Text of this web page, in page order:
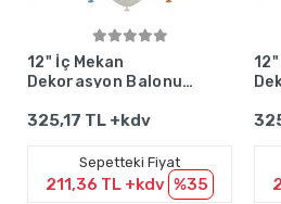
12" İç Mekan
Dekorasyon Balonu
325,17 TL +kdv
Sepetteki Fiyat
211,36 TL +kdv %35